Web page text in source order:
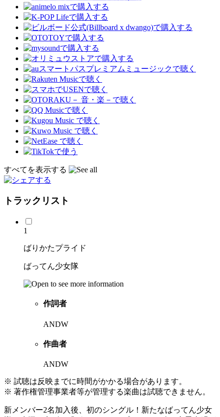
すべてを表示する
トラックリスト
1
ばりかたプライド
ばってん少女隊
作詞者
ANDW
作曲者
ANDW
※ 試聴は反映までに時間がかかる場合があります。
※ 著作権管理事業者等が管理する楽曲は試聴できません。
新メンバー2名加入後、初のシングル！新たなばってん少女